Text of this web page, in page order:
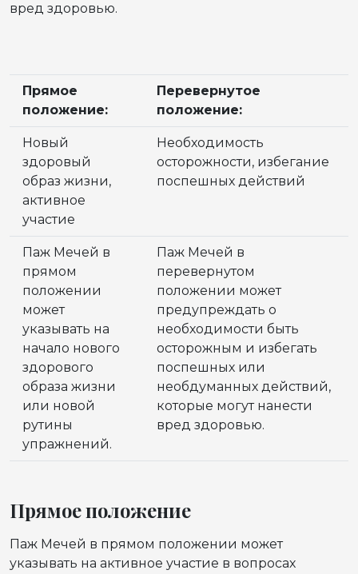
вред здоровью.
Прямое
положение:
Перевернутое
положение:
Новый
здоровый
образ жизни,
активное
участие
Необходимость
осторожности, избегание
поспешных действий
Паж Мечей в
прямом
положении
может
указывать на
начало нового
здорового
образа жизни
или новой
рутины
упражнений.
Паж Мечей в
перевернутом
положении может
предупреждать о
необходимости быть
осторожным и избегать
поспешных или
необдуманных действий,
которые могут нанести
вред здоровью.
Прямое положение
Паж Мечей в прямом положении может
указывать на активное участие в вопросах